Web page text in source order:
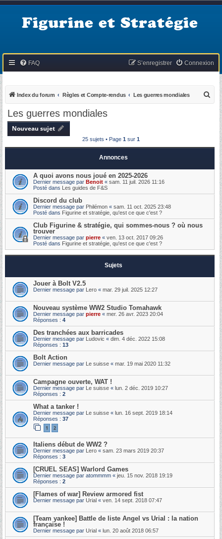
Figurine et Stratégie
FAQ Connexion
S’enregistrer
Index du forum Règles et Compte-rendus Les guerres mondiales
Les guerres mondiales
Nouveau sujet
25 sujets • Page 1 sur 1
Annonces
A quoi avons nous joué en 2025-2026
Dernier message par Benoit « sam. 11 juil. 2026 11:16
Posté dans Les guides de F&S
Discord du club
Dernier message par Philémon « sam. 11 oct. 2025 23:48
Posté dans Figurine et stratégie, qu'est ce que c'est ?
Club Figurine & stratégie, qui sommes-nous ? où nous
trouver
Dernier message par pierre « ven. 13 oct. 2017 09:26
Posté dans Figurine et stratégie, qu'est ce que c'est ?
Sujets
Jouer à Bolt V2.5
Dernier message par Lero « mar. 29 juil. 2025 12:27
Nouveau système WW2 Studio Tomahawk
Dernier message par pierre « mer. 26 avr. 2023 20:04
Réponses : 4
Des tranchées aux barricades
Dernier message par Ludovic « dim. 4 déc. 2022 15:08
Réponses : 13
Bolt Action
Dernier message par Le suisse « mar. 19 mai 2020 11:32
Campagne ouverte, WAT !
Dernier message par Le suisse « lun. 2 déc. 2019 10:27
Réponses : 2
What a tanker !
Dernier message par Le suisse « lun. 16 sept. 2019 18:14
Réponses : 37
1 2
Italiens début de WW2 ?
Dernier message par Lero « sam. 23 mars 2019 20:37
Réponses : 3
[CRUEL SEAS] Warlord Games
Dernier message par atommmm « jeu. 15 nov. 2018 19:19
Réponses : 2
[Flames of war] Review armored fist
Dernier message par Urial « ven. 14 sept. 2018 07:47
[Team yankee] Battle de liste Angel vs Urial : la nation
française !
Dernier message par Urial « lun. 20 août 2018 06:57